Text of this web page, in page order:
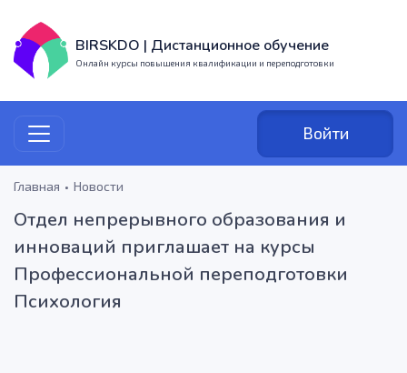
BIRSKDO | Дистанционное обучение
Онлайн курсы повышения квалификации и переподготовки
Войти
Главная Новости
Отдел непрерывного образования и
инноваций приглашает на курсы
Профессиональной переподготовки
Психология